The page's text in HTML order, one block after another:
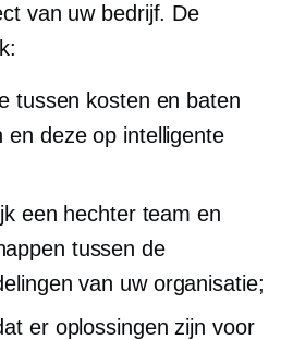
van uw bedrijf. De
tussen kosten en baten
en deze op intelligente
een hechter team en
tussen de
van uw organisatie;
er oplossingen zijn voor